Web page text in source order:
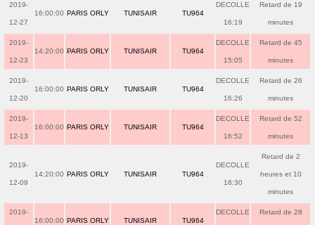
2019-
12-27
16:00:00 PARIS ORLY TUNISAIR TU964
DECOLLE
16:19
Retard de 19
minutes
2019-
12-23
14:20:00 PARIS ORLY TUNISAIR TU964
DECOLLE
15:05
Retard de 45
minutes
2019-
12-20
16:00:00 PARIS ORLY TUNISAIR TU964
DECOLLE
16:26
Retard de 26
minutes
2019-
12-13
16:00:00 PARIS ORLY TUNISAIR TU964
DECOLLE
16:52
Retard de 52
minutes
2019-
12-09
14:20:00 PARIS ORLY TUNISAIR TU964
DECOLLE
16:30
Retard de 2
heures et 10
minutes
2019-
16:00:00 PARIS ORLY TUNISAIR TU964
DECOLLE Retard de 28